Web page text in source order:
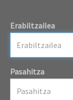
Erabiltzailea
Pasahitza